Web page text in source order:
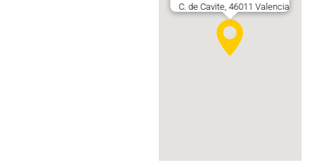
C. de Cavite, 46011 Valencia